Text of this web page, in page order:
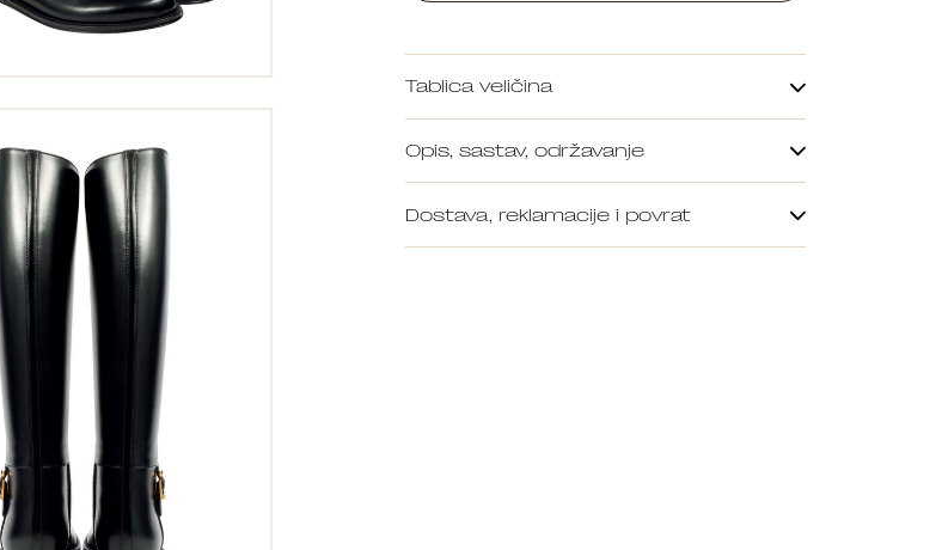
Tablica veličina
Opis, sastav, održavanje
Dostava, reklamacije i povrat